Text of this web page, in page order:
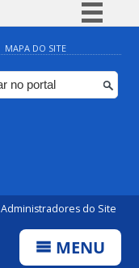
Simplifique!
Comunica BR
Participe
MAPA DO SITE
Administradores do Site
MENU